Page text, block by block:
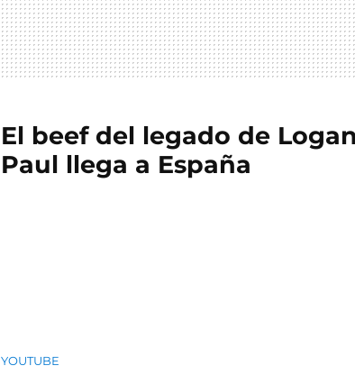
El beef del legado de Logan
Paul llega a España
YOUTUBE